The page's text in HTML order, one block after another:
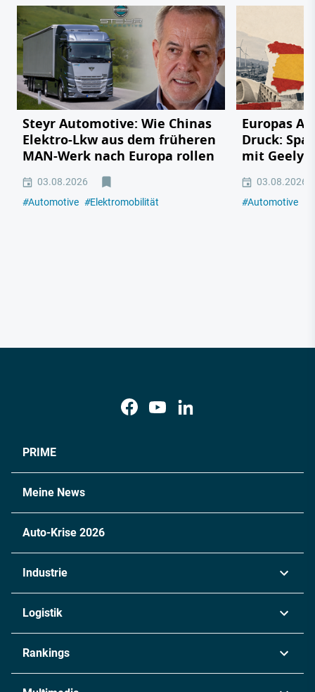
Steyr Automotive: Wie Chinas
Elektro-Lkw aus dem früheren
MAN-Werk nach Europa rollen
03.08.2026
#Automotive #Elektromobilität
Europas
Druck:
mit Geely,
03.08.2026
#Automotive
PRIME
Meine News
Auto-Krise 2026
Industrie
Chemie
Metall
Logistik
Rankings